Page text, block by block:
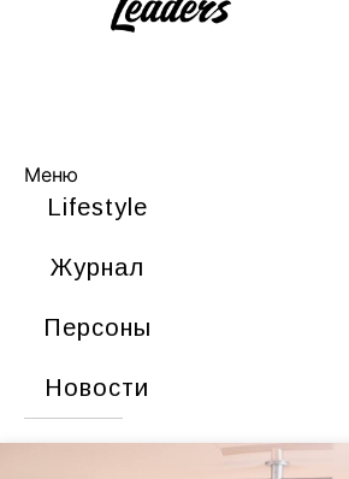
Меню
Lifestyle
Журнал
Персоны
Новости